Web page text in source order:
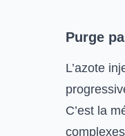
Purge
L’azote
C’est la